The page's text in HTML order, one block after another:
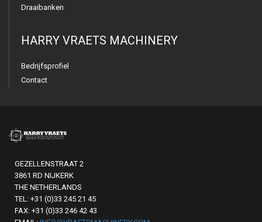
Draaibanken
HARRY VRAETS MACHINERY
Bedrijfsprofiel
Contact
GEZELLENSTRAAT 2
3861 RD NIJKERK
THE NETHERLANDS
TEL: +31 (0)33 245 21 45
FAX: +31 (0)33 246 42 43